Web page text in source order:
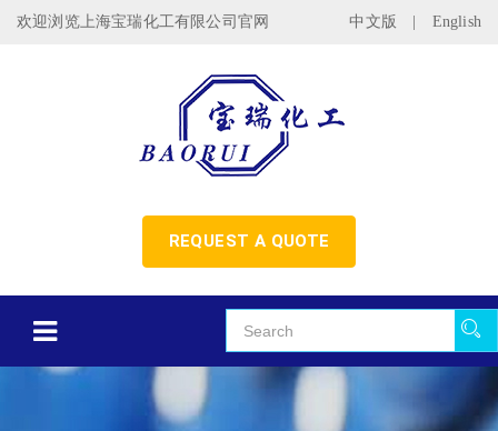
欢迎浏览上海宝瑞化工有限公司官网 中文版 English
REQUEST A QUOTE